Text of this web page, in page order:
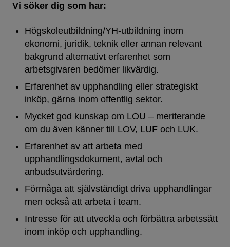
Vi söker dig som har:
Högskoleutbildning/YH-utbildning inom
ekonomi, juridik, teknik eller annan relevant
bakgrund alternativt erfarenhet som
arbetsgivaren bedömer likvärdig.
Erfarenhet av upphandling eller strategiskt
inköp, gärna inom offentlig sektor.
Mycket god kunskap om LOU – meriterande
om du även känner till LOV, LUF och LUK.
Erfarenhet av att arbeta med
upphandlingsdokument, avtal och
anbudsutvärdering.
Förmåga att självständigt driva upphandlingar
men också att arbeta i team.
Intresse för att utveckla och förbättra arbetssätt
inom inköp och upphandling.